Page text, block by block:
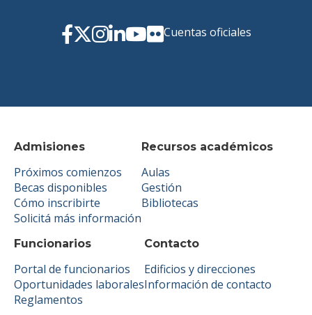
Admisiones
Próximos comienzos
Becas disponibles
Cómo inscribirte
Solicitá más información
Recursos académicos
Aulas
Gestión
Bibliotecas
Funcionarios
Portal de funcionarios
Oportunidades laborales
Reglamentos
Contacto
Edificios y direcciones
Información de contacto
Cuentas oficiales